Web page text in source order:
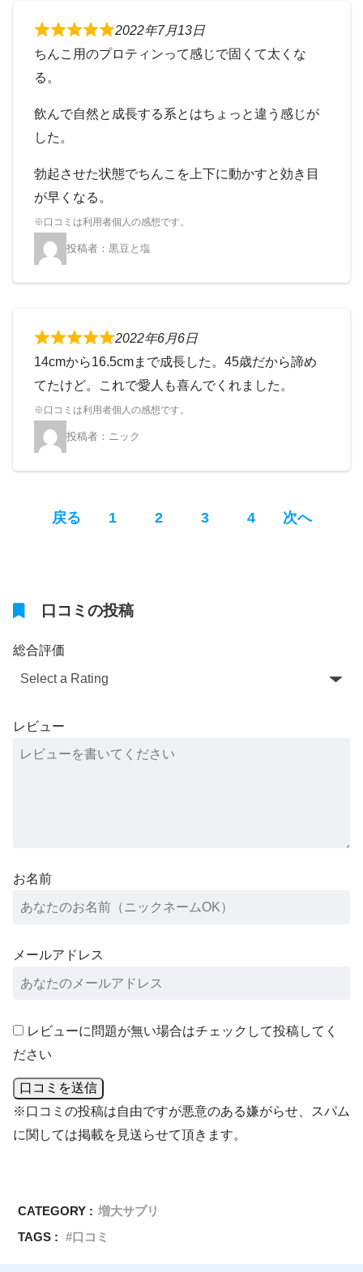
2022年7月13日
ちんこ用のプロティンって感じで固くて太くな
る。
飲んで自然と成長する系とはちょっと違う感じが
した。
勃起させた状態でちんこを上下に動かすと効き目
が早くなる。
黒豆と塩
2022年6月6日
14cmから16.5cmまで成長した。45歳だから諦め
てたけど。これで愛人も喜んでくれました。
ニック
戻る P
1 P
2 P
3 P
4 次へ
口コミの投稿
総合評価
レビュー
お名前
メールアドレス
レビューに問題が無い場合はチェックして投稿してく
ださい
口コミを送信
※口コミの投稿は自由ですが悪意のある嫌がらせ、スパム
に関しては掲載を見送らせて頂きます。
CATEGORY : 増大サプリ
TAGS :
口コミ